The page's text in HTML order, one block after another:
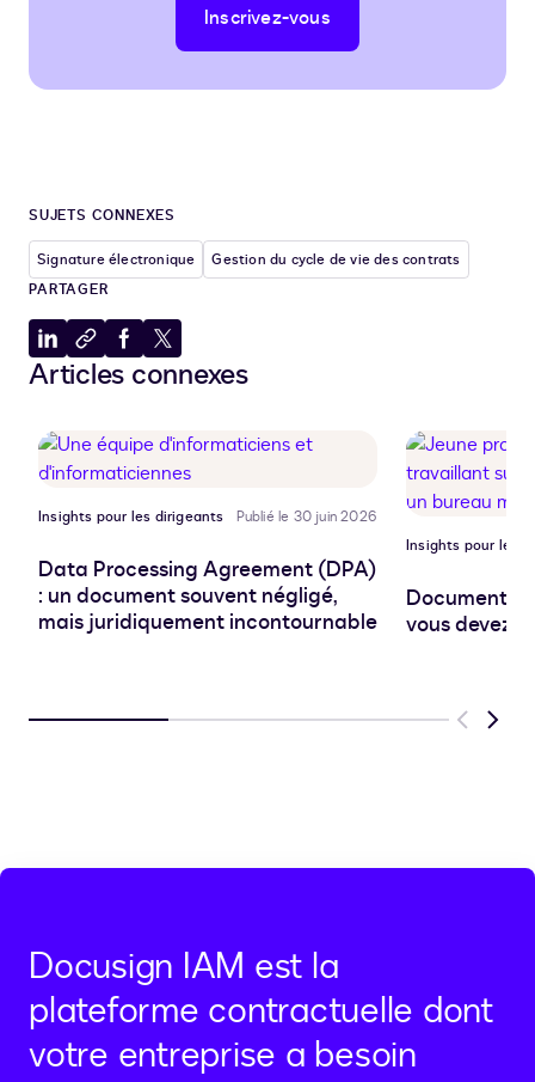
Inscrivez-vous
SUJETS CONNEXES
Signature électronique
Gestion du cycle de vie des contrats
PARTAGER
Partager
sur
Copier
dans
papiers
Partager
sur
Partager
sur
Articles connexes
Insights pour les dirigeants Publié le 30 juin 2026
Data Processing Agreement (DPA)
: un document souvent négligé,
mais juridiquement incontournable
Insights pour les
Document
vous devez
Previous
Next
Docusign IAM est la
plateforme contractuelle dont
votre entreprise a besoin